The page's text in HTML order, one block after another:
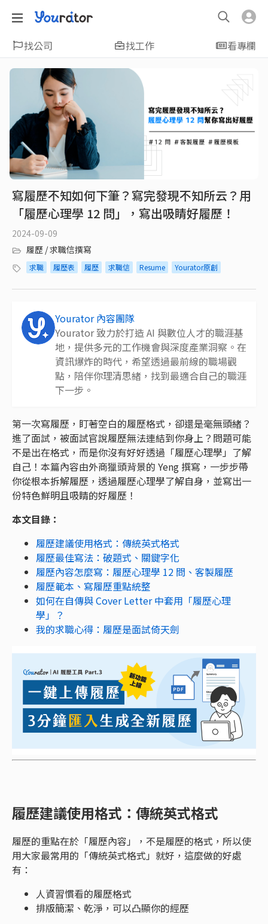
找公司 找工作 看專欄
寫履歷不知如何下筆？寫完發現不知所云？用
「履歷心理學 12 問」，寫出吸睛好履歷！
2024-09-09
履歷 / 求職信撰寫
求職 履歷表 履歷 求職信 Resume Yourator原創
Yourator 內容團隊
Yourator 致力於打造 AI 與數位人才的職涯基
地，提供多元的工作機會與深度產業洞察。在
資訊爆炸的時代，希望透過最前線的職場觀
點，陪伴你理清思緒，找到最適合自己的職涯
下一步。
第一次寫履歷，盯著空白的履歷格式，卻還是毫無頭緒？
進了面試，被面試官說履歷無法連結到你身上？問題可能
不是出在格式，而是你沒有好好透過「履歷心理學」了解
自己！本篇內容由外商獵頭背景的 Yeng 撰寫，一步步帶
你從根本拆解履歷，透過履歷心理學了解自身，並寫出一
份特色鮮明且吸睛的好履歷！
本文目錄：
履歷建議使用格式：傳統英式格式
履歷最佳寫法：破題式、關鍵字化
履歷內容怎麼寫：履歷心理學 12 問、客製履歷
履歷範本、寫履歷重點統整
如何在自傳與 Cover Letter 中套用「履歷心理
學」？
我的求職心得：履歷是面試倚天劍
履歷建議使用格式：傳統英式格式
履歷的重點在於「履歷內容」，不是履歷的格式，所以使
用大家最常用的「傳統英式格式」就好，這麼做的好處
有：
人資習慣看的履歷格式
排版簡潔、乾淨，可以凸顯你的經歷